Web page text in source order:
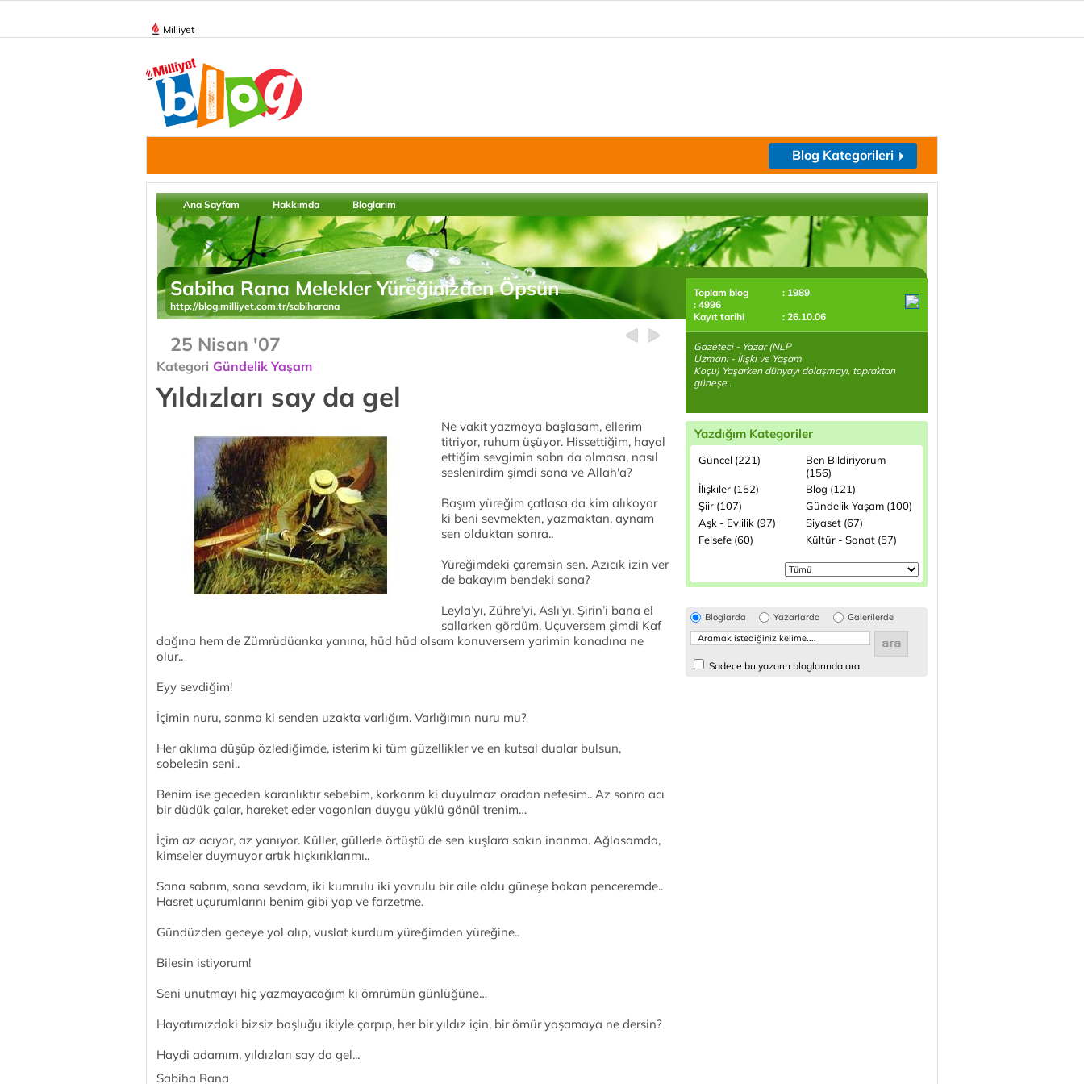
Milliyet
Blog Kategorileri
Ana Sayfam Hakkımda Bloglarım
Sabiha Rana Melekler Yüreğinizden Öpsün
http://blog.milliyet.com.tr/sabiharana
25 Nisan '07
Kategori Gündelik Yaşam
Yıldızları say da gel
Ne vakit yazmaya başlasam, ellerim
titriyor, ruhum üşüyor. Hissettiğim, hayal
ettiğim sevgimin sabrı da olmasa, nasıl
seslenirdim şimdi sana ve Allah'a?
Başım yüreğim çatlasa da kim alıkoyar
ki beni sevmekten, yazmaktan, aynam
sen olduktan sonra..
Yüreğimdeki çaremsin sen. Azıcık izin ver
de bakayım bendeki sana?
Leyla’yı, Zühre’yi, Aslı’yı, Şirin’i bana el
sallarken gördüm. Uçuversem şimdi Kaf
dağına hem de Zümrüdüanka yanına, hüd hüd olsam konuversem yarimin kanadına ne
olur..
Eyy sevdiğim!
İçimin nuru, sanma ki senden uzakta varlığım. Varlığımın nuru mu?
Her aklıma düşüp özlediğimde, isterim ki tüm güzellikler ve en kutsal dualar bulsun,
sobelesin seni..
Benim ise geceden karanlıktır sebebim, korkarım ki duyulmaz oradan nefesim.. Az sonra acı
bir düdük çalar, hareket eder vagonları duygu yüklü gönül trenim…
İçim az acıyor, az yanıyor. Küller, güllerle örtüştü de sen kuşlara sakın inanma. Ağlasamda,
kimseler duymuyor artık hıçkırıklarımı..
Sana sabrım, sana sevdam, iki kumrulu iki yavrulu bir aile oldu güneşe bakan penceremde..
Hasret uçurumlarını benim gibi yap ve farzetme.
Gündüzden geceye yol alıp, vuslat kurdum yüreğimden yüreğine..
Bilesin istiyorum!
Seni unutmayı hiç yazmayacağım ki ömrümün günlüğüne…
Hayatımızdaki bizsiz boşluğu ikiyle çarpıp, her bir yıldız için, bir ömür yaşamaya ne dersin?
Haydi adamım, yıldızları say da gel...
Sabiha Rana
Toplam blog
: 1989
: 4996
Kayıt tarihi
: 26.10.06
Gazeteci - Yazar (NLP
Uzmanı - İlişki ve Yaşam
Koçu) Yaşarken dünyayı dolaşmayı, topraktan
güneşe..
Yazdığım Kategoriler
Güncel (221) Ben Bildiriyorum
(156)
İlişkiler (152)
Blog (121)
Şiir (107)
Gündelik Yaşam (100)
Aşk - Evlilik (97)
Siyaset (67)
Felsefe (60)
Kültür - Sanat (57)
Bloglarda Yazarlarda Galerilerde
Sadece bu yazarın bloglarında ara